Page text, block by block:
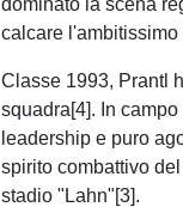
dominato la scena
calcare
Classe 1993, Prantl
squadra[4]. In
leadership e puro
spirito combattivo
stadio "Lahn"[3].